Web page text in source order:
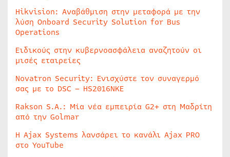
Hikvision: Αναβάθμιση στην μεταφορά με την
λύση Onboard Security Solution for Bus
Operations
Ειδικούς στην κυβερνοασφάλεια αναζητούν οι
μισές εταιρείες
Novatron Security: Ενισχύστε τον συναγερμό
σας με το DSC – HS2016NKE
Rakson S.A.: Μία νέα εμπειρία G2+ στη Μαδρίτη
από την Golmar
Η Ajax Systems λανσάρει το κανάλι Ajax PRO
στο YouTube